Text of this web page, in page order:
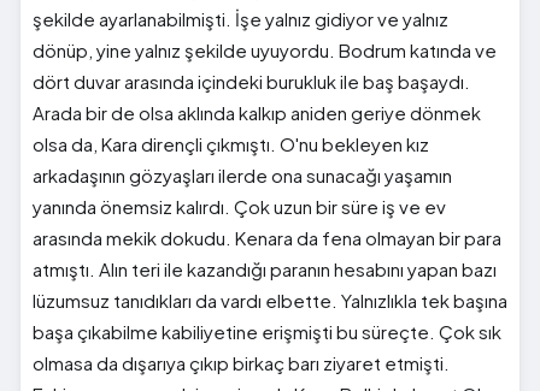
şekilde ayarlanabilmişti. İşe yalnız gidiyor ve yalnız
dönüp, yine yalnız şekilde uyuyordu. Bodrum katında ve
dört duvar arasında içindeki burukluk ile baş başaydı.
Arada bir de olsa aklında kalkıp aniden geriye dönmek
olsa da, Kara dirençli çıkmıştı. O'nu bekleyen kız
arkadaşının gözyaşları ilerde ona sunacağı yaşamın
yanında önemsiz kalırdı. Çok uzun bir süre iş ve ev
arasında mekik dokudu. Kenara da fena olmayan bir para
atmıştı. Alın teri ile kazandığı paranın hesabını yapan bazı
lüzumsuz tanıdıkları da vardı elbette. Yalnızlıkla tek başına
başa çıkabilme kabiliyetine erişmişti bu süreçte. Çok sık
olmasa da dışarıya çıkıp birkaç barı ziyaret etmişti.